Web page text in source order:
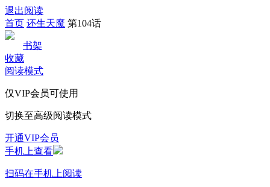
退出阅读
首页 还生天魔 第104话
书架
收藏
阅读模式
仅VIP会员可使用
切换至高级阅读模式
开通VIP会员
手机上查看
扫码在手机上阅读